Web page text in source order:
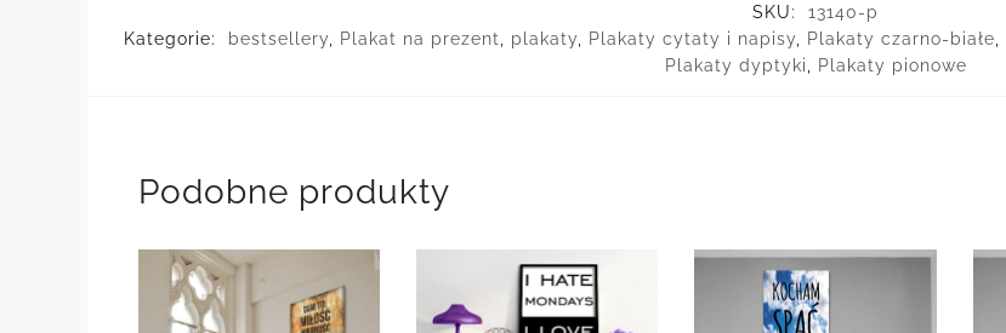
SKU:
13140-p
Kategorie:
bestsellery Plakat na prezent plakaty Plakaty cytaty i napisy Plakaty czarno-białe
Plakaty dyptyki
Plakaty pionowe
Podobne produkty